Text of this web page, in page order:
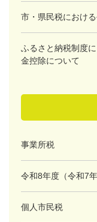
市・県民税におけ
ふるさと納税制度
金控除について
事業所税
令和8年度（令和7
個人市民税